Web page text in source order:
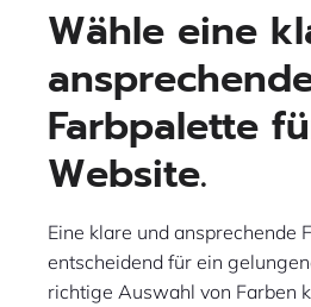
Wähle eine
Farbpalette
Website.
Eine klare und ansprechende
entscheidend für ein
richtige Auswahl von Farben